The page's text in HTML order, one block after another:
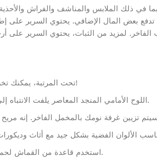
ذلك الملابس والمناشف والفراش
تدفع بعض المال الإضافي. يحتوي السرير على
تحت المرتبة، يمكنك تخزين أي شيء!
اللوح الأمامي المنجد المعاصر يلفت الانتباه إلى غرفة النوم.
استخدم قاعدة من القماش لحماية ممتلكاتك.